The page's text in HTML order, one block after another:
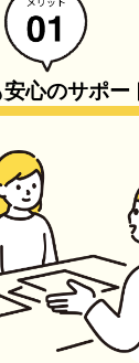
心のサポー